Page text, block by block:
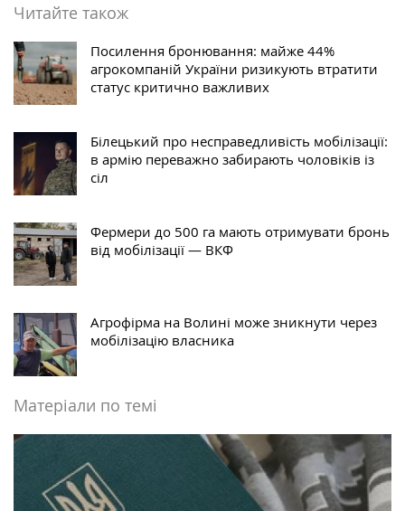
Читайте також
Посилення бронювання: майже 44%
агрокомпаній України ризикують втратити
статус критично важливих
Білецький про несправедливість мобілізації:
в армію переважно забирають чоловіків із
сіл
Фермери до 500 га мають отримувати бронь
від мобілізації — ВКФ
Агрофірма на Волині може зникнути через
мобілізацію власника
Матеріали по темі